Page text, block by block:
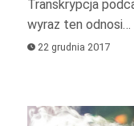
Transkrypcja
wyraz ten odnosi…
22 grudnia 2017
Odtwarzacz